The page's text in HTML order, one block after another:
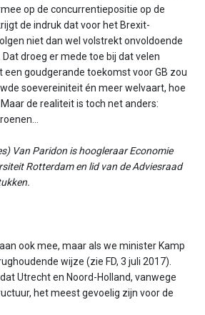
op de concurrentiepositie op de
de indruk dat voor het Brexit-
niet dan wel volstrekt onvoldoende
droeg er mede toe bij dat velen
een goudgerande toekomst voor GB zou
soevereiniteit én meer welvaart, hoe
de realiteit is toch net anders:
Van Paridon is hoogleraar Economie
Rotterdam en lid van de Adviesraad
ook mee, maar als we minister Kamp
wijze (zie FD, 3 juli 2017).
Utrecht en Noord-Holland, vanwege
het meest gevoelig zijn voor de